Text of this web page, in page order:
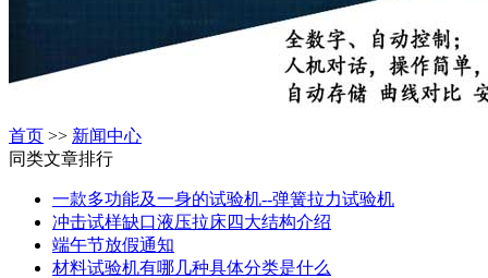
首页 >> 新闻中心
同类文章排行
一款多功能及一身的试验机--弹簧拉力试验机
冲击试样缺口液压拉床四大结构介绍
端午节放假通知
材料试验机有哪几种具体分类是什么